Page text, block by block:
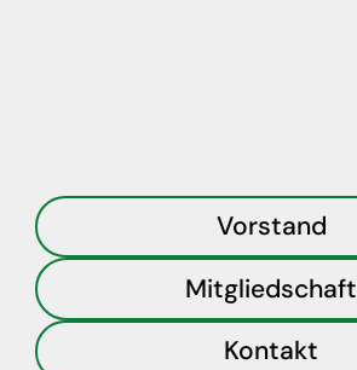
Vorstand
Mitgliedschaft
Kontakt